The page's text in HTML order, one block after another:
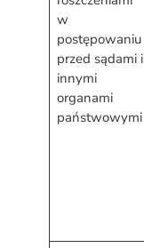
w
postępowaniu
przed sądami i
innymi
organami
państwowymi